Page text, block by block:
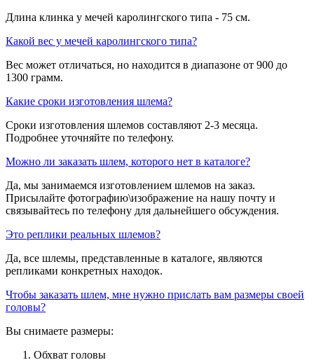
Длина клинка у мечей каролингского типа - 75 см.
Какой вес у мечей каролингского типа?
Вес может отличаться, но находится в диапазоне от 900 до
1300 грамм.
Какие сроки изготовления шлема?
Сроки изготовления шлемов составляют 2-3 месяца.
Подробнее уточняйте по телефону.
Можно ли заказать шлем, которого нет в каталоге?
Да, мы занимаемся изготовлением шлемов на заказ.
Присылайте фотографию\изображение на нашу почту и
связывайтесь по телефону для дальнейшего обсуждения.
Это реплики реальных шлемов?
Да, все шлемы, представленные в каталоге, являются
репликами конкретных находок.
Чтобы заказать шлем, мне нужно прислать вам размеры своей
головы?
Вы снимаете размеры:
Обхват головы